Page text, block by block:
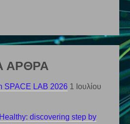
ΑΡΘΡΑ
SPACE LAB 2026 1 Ιουλίου
discovering step by